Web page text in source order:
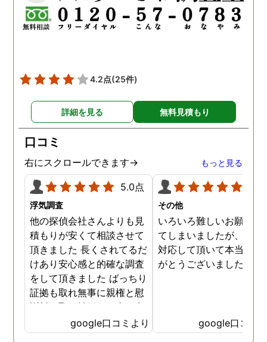
4.2点(25件)
詳細を見る 無料見積もり
口コミ
右にスクロールできます→ もっと見る
5.0点
浮気調査
他の探偵会社さんよりも見
積もりが安くて相談させて
頂きました 長くされてるだ
けあり安心感と的確な調査
をして頂きました ばっちり
証拠も取れ無事に親権と慰
謝料を取り離婚する事が出
来ました 本当にありがとう
ございました
google口コミより
その他
いろいろ難しいお願いを
てしまいましたが、心良
対応して頂いて本当にあ
がとうございました。
google口コミ